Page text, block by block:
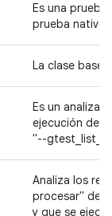
Es una
prueba nativo
La clase base
Es un
ejecución de
"--
Analiza los
procesar" de
y que se